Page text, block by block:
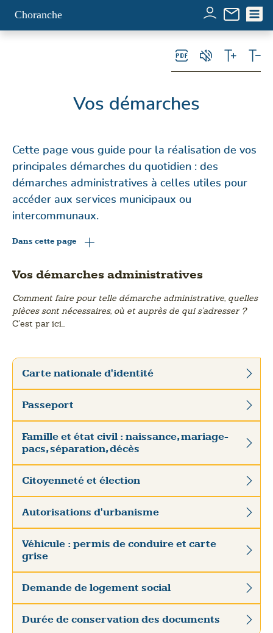
Choranche
Vos démarches
Cette page vous guide pour la réalisation de vos
principales démarches du quotidien : des
démarches administratives à celles utiles pour
accéder aux services municipaux ou
intercommunaux.
Dans cette page
Vos démarches administratives
Comment faire pour telle démarche administrative, quelles
pièces sont nécessaires, où et auprès de qui s'adresser ?
C'est par ici...
Carte nationale d'identité
Passeport
Famille et état civil : naissance, mariage-
pacs, séparation, décès
Citoyenneté et élection
Autorisations d'urbanisme
Véhicule : permis de conduire et carte
grise
Demande de logement social
Durée de conservation des documents